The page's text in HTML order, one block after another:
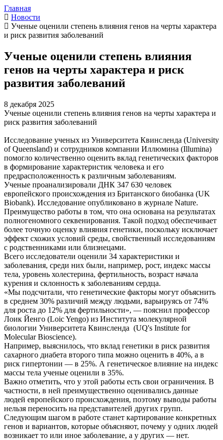
Главная
Новости
Ученые оценили степень влияния генов на черты характера
и риск развития заболеваний
Ученые оценили степень влияния
генов на черты характера и риск
развития заболеваний
8 декабря 2025
Ученые оценили степень влияния генов на черты характера и
риск развития заболеваний
Исследование ученых из Университета Квинсленда (University
of Queensland) и сотрудников компании Иллюмина (Illumina)
помогло количественно оценить вклад генетических факторов
в формирование характеристик человека и его
предрасположенность к различным заболеваниям.
Ученые проанализировали ДНК 347 630 человек
европейского происхождения из Британского биобанка (UK
Biobank). Исследование опубликовано в журнале Nature.
Преимущество работы в том, что она основана на результатах
полногеномного секвенирования. Такой подход обеспечивает
более точную оценку влияния генетики, поскольку исключает
эффект схожих условий среды, свойственный исследованиям
с родственниками или близнецами.
Всего исследователи оценили 34 характеристики и
заболевания, среди них были, например, рост, индекс массы
тела, уровень холестерина, фертильность, возраст начала
курения и склонность к заболеваниям сердца.
«Мы подсчитали, что генетические факторы могут объяснить
в среднем 30% различий между людьми, варьируясь от 74%
для роста до 12% для фертильности», — пояснил профессор
Лоик Йенго (Loic Yengo) из Института молекулярной
биологии Университета Квинсленда (UQ's Institute for
Molecular Bioscience).
Например, выяснилось, что вклад генетики в риск развития
сахарного диабета второго типа можно оценить в 40%, а в
риск гипертонии — в 25%. А генетическое влияние на индекс
массы тела ученые оценили в 35%.
Важно отметить, что у этой работы есть свои ограничения. В
частности, в ней преимущественно оценивались данные
людей европейского происхождения, поэтому выводы работы
нельзя переносить на представителей других групп.
Следующим шагом в работе станет картирование конкретных
генов и вариантов, которые объясняют, почему у одних людей
возникает то или иное заболевание, а у других — нет.